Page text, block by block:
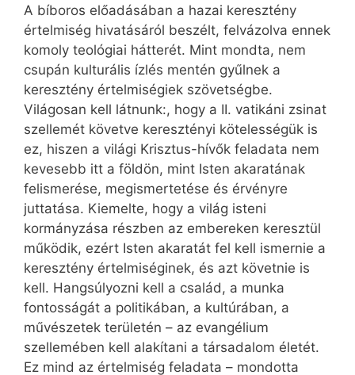
A bíboros előadásában a hazai keresztény
értelmiség hivatásáról beszélt, felvázolva ennek
komoly teológiai hátterét. Mint mondta, nem
csupán kulturális ízlés mentén gyűlnek a
keresztény értelmiségiek szövetségbe.
Világosan kell látnunk:, hogy a II. vatikáni zsinat
szellemét követve keresztényi kötelességük is
ez, hiszen a világi Krisztus-hívők feladata nem
kevesebb itt a földön, mint Isten akaratának
felismerése, megismertetése és érvényre
juttatása. Kiemelte, hogy a világ isteni
kormányzása részben az embereken keresztül
működik, ezért Isten akaratát fel kell ismernie a
keresztény értelmiséginek, és azt követnie is
kell. Hangsúlyozni kell a család, a munka
fontosságát a politikában, a kultúrában, a
művészetek területén – az evangélium
szellemében kell alakítani a társadalom életét.
Ez mind az értelmiség feladata – mondotta